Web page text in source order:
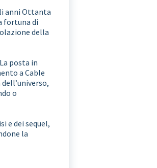
anni Ottanta
fortuna di
della
posta in
a Cable
o
e dei sequel,
la